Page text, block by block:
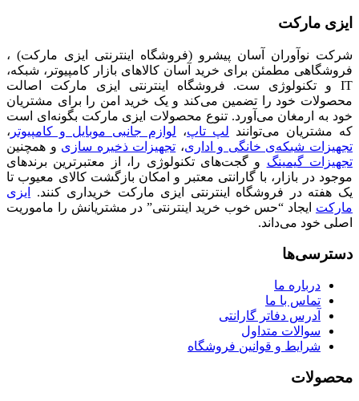
ایزی مارکت
شرکت نوآوران آسان پیشرو (فروشگاه اینترنتی ایزی مارکت) ،
فروشگاهی مطمئن برای خرید آسان کالاهای بازار کامپیوتر، شبکه،
IT و تکنولوژی ست. فروشگاه اینترنتی ایزی مارکت اصالت
محصولات خود را تضمین می‌کند و یک خرید امن را برای مشتریان
خود به ارمغان می‌آورد. تنوع محصولات ایزی مارکت بگونه‌ای است
که مشتریان می‌توانند لپ تاپ، لوازم جانبی موبایل و کامپیوتر ،
تجهیزات شبکه‌ی خانگی و اداری، تجهیزات ذخیره سازی و همچنین
تجهیزات گیمینگ و گجت‌های تکنولوژی را، از معتبرترین برندهای
موجود در بازار، با گارانتی معتبر و امکان بازگشت کالای معیوب تا
یک هفته در فروشگاه اینترنتی ایزی مارکت خریداری کنند.
ایزی
مارکت ایجاد “حس خوب خرید اینترنتی” در مشتریانش را ماموریت
اصلی خود می‌داند.
دسترسی‌ها
درباره ما
تماس با ما
آدرس دفاتر گارانتی
سوالات متداول
شرایط و قوانین فروشگاه
محصولات